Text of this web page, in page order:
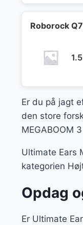
Roborock
Er du på jagt
den store
MEGABOOM
Ultimate Ears
kategorien
Opdag
Er Ultimate